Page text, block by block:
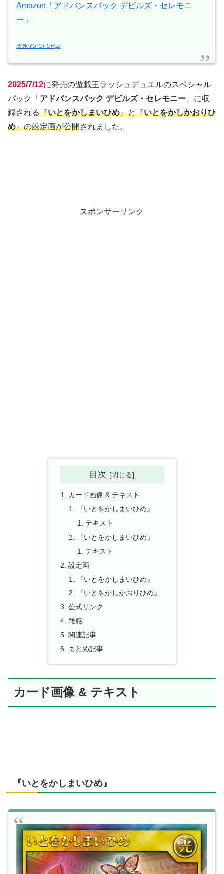
Amazon「アドバンスパック デビルズ・セレモニ
ー」
出典:YU-GI-OH.jp
2025/7/12に発売の遊戯王ラッシュデュエルのスペシャル
パック「 アドバンスパック デビルズ・セレモニー 」に収
録される『いとをかしまいひめ』と『いとをかしかおりひ
め』の設定画が公開されました。
スポンサーリンク
目次
カード画像 & テキスト
『いとをかしまいひめ』
テキスト
『いとをかしまいひめ』
テキスト
設定画
『いとをかしまいひめ』
『いとをかしかおりひめ』
公式リンク
雑感
関連記事
まとめ記事
カード画像 & テキスト
『いとをかしまいひめ』